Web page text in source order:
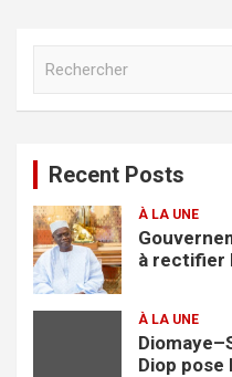
c
h
e
r
Recent Posts
À LA UNE
à rectifier
À LA UNE
Diop pose